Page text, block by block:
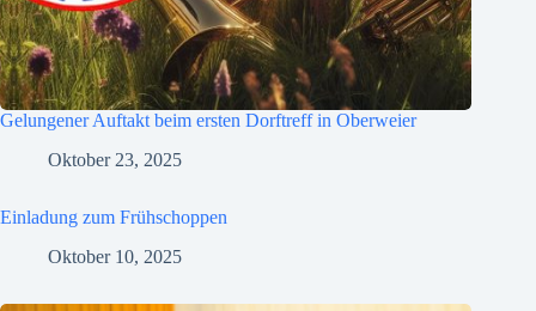
Gelungener Auftakt beim ersten Dorftreff in Oberweier
Oktober 23, 2025
Einladung zum Frühschoppen
Oktober 10, 2025